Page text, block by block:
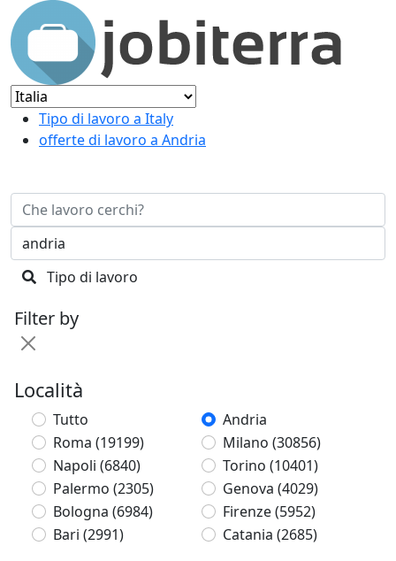
Tipo di lavoro a Italy
offerte di lavoro a Andria
Tipo di lavoro
Filter by
Località
Tutto
Andria
Roma (19199) Milano (30856)
Napoli (6840) Torino (10401)
Palermo (2305) Genova (4029)
Bologna (6984) Firenze(5952)
Bari (2991) Catania (2685)